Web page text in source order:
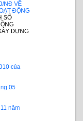
NĐ VỀ
ĐỘNG
SỐ
DỰNG
của
05
năm